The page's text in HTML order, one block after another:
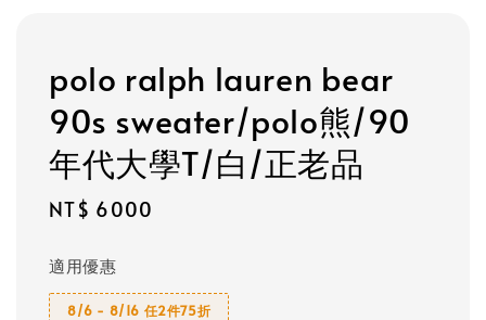
polo ralph lauren bear
90s sweater/polo熊/90
年代大學T/白/正老品
Regular
NT$ 6000
適用優惠
8/6 - 8/16 任2件75折